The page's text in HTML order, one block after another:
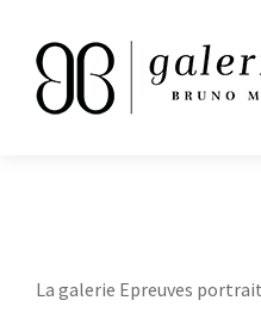
La galerie Epreuves